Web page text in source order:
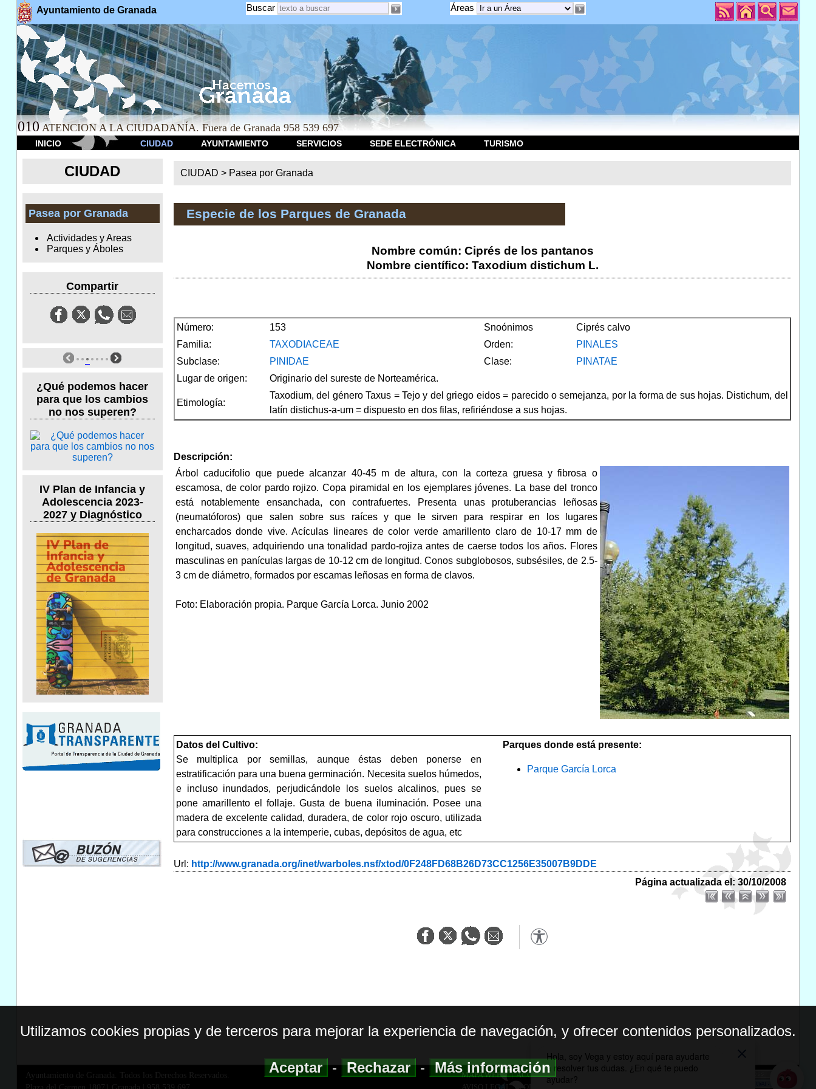
Ayuntamiento de Granada Áreas
Buscar
010 ATENCION A LA CIUDADANÍA. Fuera de Granada 958 539 697
INICIO CIUDAD AYUNTAMIENTO SERVICIOS SEDE ELECTRÓNICA TURISMO
CIUDAD
Pasea por Granada
Actividades y Areas
Parques y Áboles
Compartir
¿Qué podemos hacer
para que los cambios
no nos superen?
IV Plan de Infancia y
Adolescencia 2023-
2027 y Diagnóstico
CIUDAD > Pasea por Granada
Especie de los Parques de Granada
Nombre común: Ciprés de los pantanos
Nombre científico: Taxodium distichum L.
Número: 153 Snoónimos
Ciprés calvo
Familia:
TAXODIACEAE Orden:
PINALES
Subclase:
PINIDAE Clase:
PINATAE
Lugar de origen:
Originario del sureste de Norteamérica.
Etimología:
Taxodium, del género Taxus = Tejo y del griego eidos = parecido o semejanza, por la forma de sus hojas. Distichum, del
latín distichus-a-um = dispuesto en dos filas, refiriéndose a sus hojas.
Descripción:
Árbol caducifolio que puede alcanzar 40-45 m de altura, con la corteza gruesa y fibrosa o
escamosa, de color pardo rojizo. Copa piramidal en los ejemplares jóvenes. La base del tronco
está notablemente ensanchada, con contrafuertes. Presenta unas protuberancias leñosas
(neumatóforos) que salen sobre sus raíces y que le sirven para respirar en los lugares
encharcados donde vive. Acículas lineares de color verde amarillento claro de 10-17 mm de
longitud, suaves, adquiriendo una tonalidad pardo-rojiza antes de caerse todos los años. Flores
masculinas en panículas largas de 10-12 cm de longitud. Conos subglobosos, subsésiles, de 2.5-
3 cm de diámetro, formados por escamas leñosas en forma de clavos.
Foto: Elaboración propia. Parque García Lorca. Junio 2002
Datos del Cultivo:
Se multiplica por semillas, aunque éstas deben ponerse en
estratificación para una buena germinación. Necesita suelos húmedos,
e incluso inundados, perjudicándole los suelos alcalinos, pues se
pone amarillento el follaje. Gusta de buena iluminación. Posee una
madera de excelente calidad, duradera, de color rojo oscuro, utilizada
para construcciones a la intemperie, cubas, depósitos de agua, etc
Parques donde está presente:
Parque García Lorca
Url: http://www.granada.org/inet/warboles.nsf/xtod/0F248FD68B26D73CC1256E35007B9DDE
Página actualizada el: 30/10/2008
Ayuntamiento de Granada. Todos los Derechos Reservados.
MAPA WEB|ACCESIBILIDAD
AVISO LEGAL| POLITICA DE PRIVACIDAD
Utilizamos cookies propias y de terceros para mejorar la experiencia de navegación, y ofrecer contenidos personalizados.
Aceptar-Rechazar-Más información